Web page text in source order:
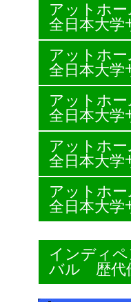
アットホ
全日本大
アットホ
全日本大
アットホ
全日本大
アットホ
全日本大
アットホ
全日本大
インディ
バル 歴代